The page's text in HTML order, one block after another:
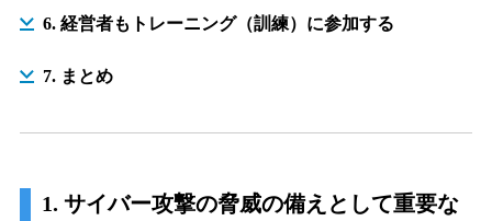
6. 経営者もトレーニング（訓練）に参加する
7. まとめ
1. サイバー攻撃の脅威の備えとして重要な